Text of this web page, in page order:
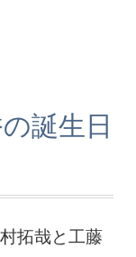
誕生日
拓哉と工藤